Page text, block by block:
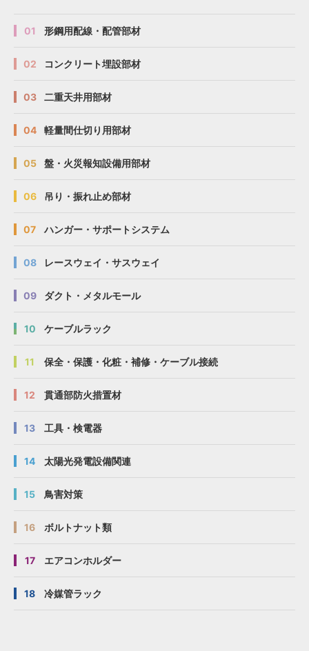
01 形鋼用配線・配管部材
02 コンクリート埋設部材
03 二重天井用部材
04 軽量間仕切り用部材
05 盤・火災報知設備用部材
06 吊り・振れ止め部材
07 ハンガー・サポートシステム
08 レースウェイ・サスウェイ
09 ダクト・メタルモール
10 ケーブルラック
11 保全・保護・化粧・補修・ケーブル接続
12 貫通部防火措置材
13 工具・検電器
14 太陽光発電設備関連
15 鳥害対策
16 ボルトナット類
17 エアコンホルダー
18 冷媒管ラック